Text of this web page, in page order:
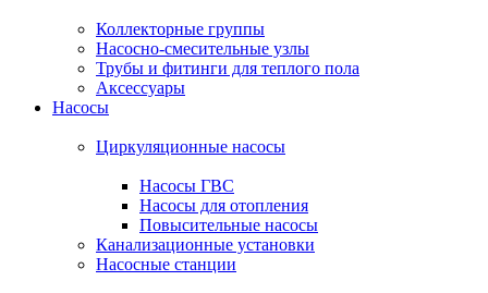
Коллекторные группы
Насосно-смесительные узлы
Трубы и фитинги для теплого пола
Аксессуары
Насосы
Циркуляционные насосы
Насосы ГВС
Насосы для отопления
Повысительные насосы
Канализационные установки
Насосные станции